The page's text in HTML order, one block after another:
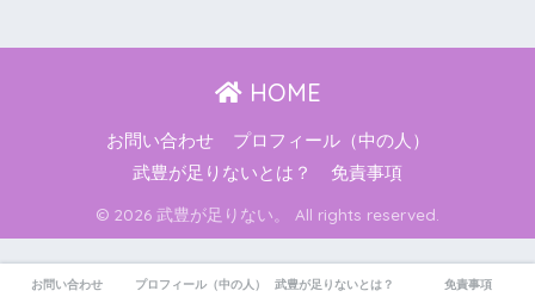
HOME
お問い合わせ
プロフィール（中の人）
武豊が足りないとは？
免責事項
© 2026 武豊が足りない。 All rights reserved.
お問い合わせ プロフィール（中の人） 武豊が足りないとは？ 免責事項